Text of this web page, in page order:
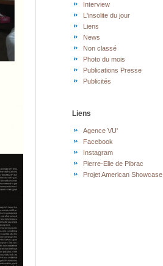
Interview
L'insolite du jour
Liens
News
Non classé
Photo du mois
Publications Presse
Publicités
Liens
Agence VU'
Facebook
Instagram
Pierre-Elie de Pibrac
Projet American Showcase